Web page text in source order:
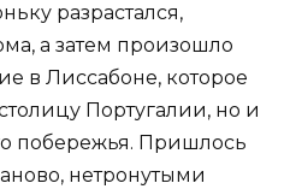
разрастался,
а затем произошло
в Лиссабоне, которое
Португалии, но и
побережья. Пришлось
нетронутыми